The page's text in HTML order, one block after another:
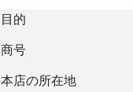
目的
商号
本店の所在地